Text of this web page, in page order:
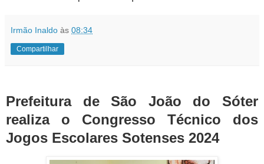
Irmão Inaldo às 08:34
Compartilhar
Prefeitura de São João do Sóter
realiza o Congresso Técnico dos
Jogos Escolares Sotenses 2024